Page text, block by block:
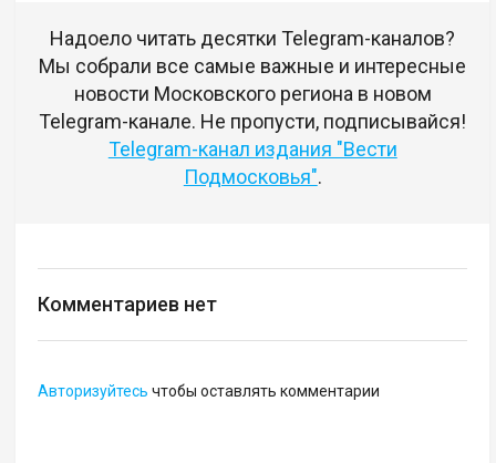
Надоело читать десятки Telegram-каналов?
Мы собрали все самые важные и интересные
новости Московского региона в новом
Telegram-канале. Не пропусти, подписывайся!
Telegram-канал издания "Вести
Подмосковья".
Комментариев нет
Авторизуйтесь чтобы оставлять комментарии